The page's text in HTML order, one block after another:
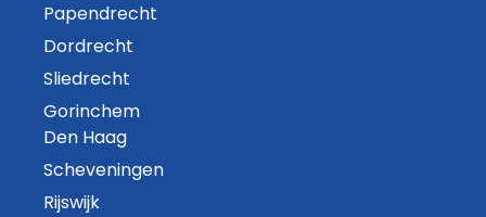
Papendrecht
Dordrecht
Sliedrecht
Gorinchem
Den Haag
Scheveningen
Rijswijk